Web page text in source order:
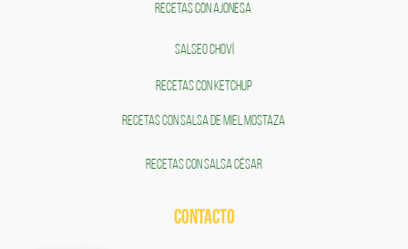
RECETAS CON AJONESA
SALSEO CHOVÍ
RECETAS CON KETCHUP
RECETAS CON SALSA DE MIEL MOSTAZA
RECETAS CON SALSA CÉSAR
CONTACTO